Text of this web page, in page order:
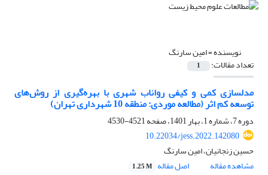
نویسنده =امین سارنگ
تعداد مقالات: 1
مدلسازی کمی و کیفی رواناب شهری با بهره‌گیری از روش‌های
توسعه کم اثر (مطالعه موردی: منطقه 10 شهرداری تهران)
دوره 7، شماره 1، بهار 1401، صفحه
4521-4530
10.22034/jess.2022.142080
حسین زنجانیان، امین سارنگ
مشاهده مقاله
اصل مقاله 1.25 M